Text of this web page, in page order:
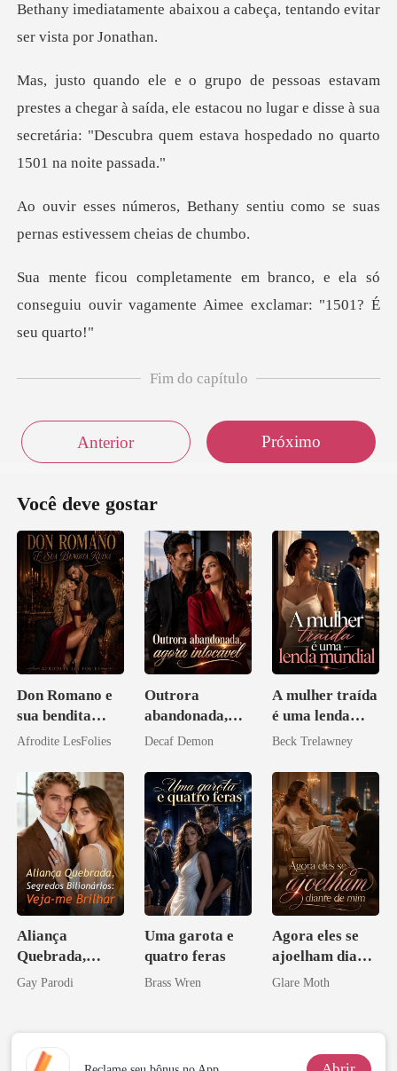
xou a cabeça, tentando evi
egar à saída, ele estacou no lugar e disse à sua
secretária: "D
ny sentiu como se suas
pernas
co, e ela só
conseguiu ouvir vagament
Fim do capítulo
Anterior Próximo
Você deve gostar
Don Romano e
sua bendita
ruína
Afrodite LesFolies
Outrora
abandonada,
agora intocável
Decaf Demon
A mulher traída
é uma lenda
mundial
Beck Trelawney
Aliança
Quebrada,
Segredos
Gay Parodi
Uma garota e
quatro feras
Brass Wren
Agora eles se
ajoelham diante
de mim
Glare Moth